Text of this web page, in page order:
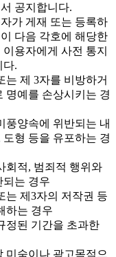
공지합니다.
가 게재 또는 등록하
다음 각호에 해당한
용자에게 사전 통지
다.
는 제 3자를 비방하거
명예를 손상시키는 경
풍양속에 위반되는 내
도형 등을 유포하는 경
회적, 범죄적 행위와
되는 경우
는 제3자의 저작권 등
하는 경우
정된 기간을 초과한
미숙이나 광고목적으